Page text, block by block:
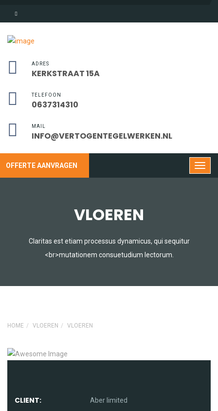
ADRES
KERKSTRAAT 15A
TELEFOON
0637314310
MAIL
INFO@VERTOGENTEGELWERKEN.NL
OFFERTE AANVRAGEN
VLOEREN
Claritas est etiam processus dynamicus, qui sequitur
<br>mutationem consuetudium lectorum.
HOME VLOEREN VLOEREN
CLIENT: Aber limited